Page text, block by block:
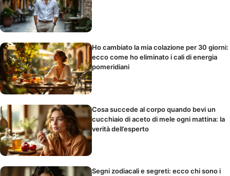
Ho cambiato la mia colazione per 30 giorni:
ecco come ho eliminato i cali di energia
pomeridiani
Cosa succede al corpo quando bevi un
cucchiaio di aceto di mele ogni mattina: la
verità dell’esperto
Segni zodiacali e segreti: ecco chi sono i